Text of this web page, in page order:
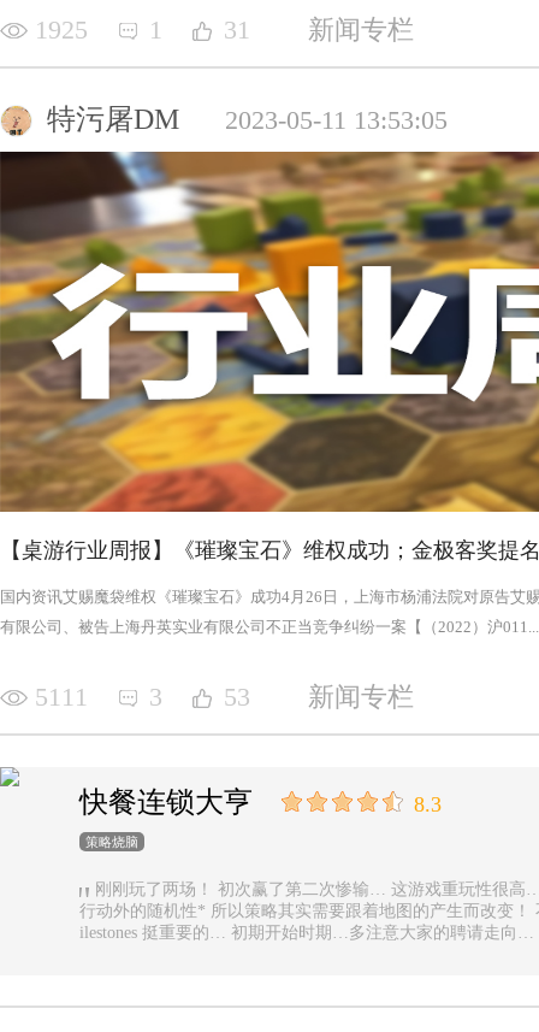
1925 1 31 新闻专栏
特污屠DM 2023-05-11 13:53:05
【桌游行业周报】《璀璨宝石》维权成功；金极客奖提
国内资讯艾赐魔袋维权《璀璨宝石》成功4月26日，上海市杨浦法院对原告艾
有限公司、被告上海丹英实业有限公司不正当竞争纠纷一案【（2022）沪011...
5111 3 53 新闻专栏
快餐连锁大亨 8.3
策略烧脑
刚刚玩了两场！ 初次赢了第二次惨输… 这游戏重玩性很高… 主要是唯一的随机性是地图… 除了玩家
行动外的随机性* 所以策略其实需要跟着地图的产生而改变！ 不能一直使用一样的科技书！ 然后记得m
ilestones 挺重要的… 初期开始时期…多注意大家的聘请走向